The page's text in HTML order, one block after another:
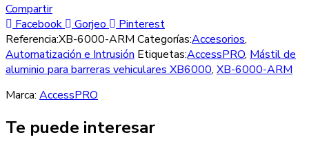
Compartir
Facebook
Gorjeo
Pinterest
Referencia:XB-6000-ARM Categorías:Accesorios,
Automatización e Intrusión Etiquetas:AccessPRO, Mástil de
aluminio para barreras vehiculares XB6000, XB-6000-ARM
Marca: AccessPRO
Te puede interesar